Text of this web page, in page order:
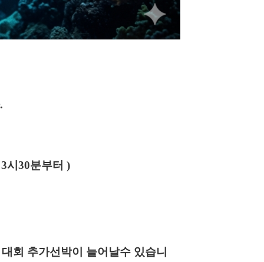
.
3시 30분부터 )
대회 추가선박이 늘어날수 있습니